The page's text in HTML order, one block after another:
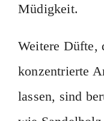
Müdigkeit.
Weitere Düfte,
konzentrierte
lassen, sind